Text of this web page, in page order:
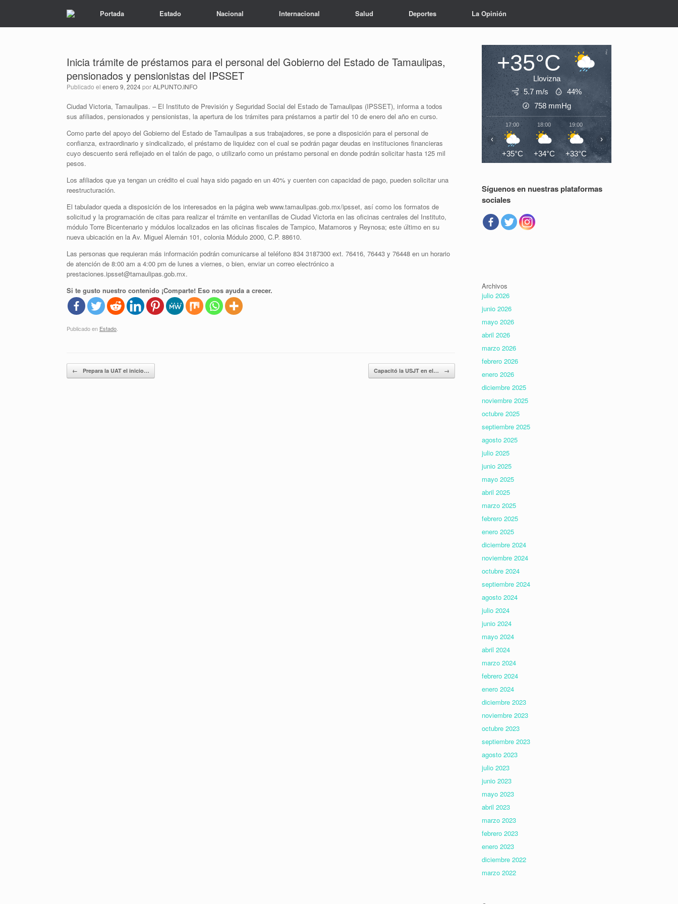
Portada Estado Nacional Internacional Salud Deportes La Opinión
Inicia trámite de préstamos para el personal del Gobierno del Estado de Tamaulipas,
pensionados y pensionistas del IPSSET
Publicado el enero 9, 2024porALPUNTO.INFO
Ciudad Victoria, Tamaulipas. – El Instituto de Previsión y Seguridad Social del Estado de Tamaulipas (IPSSET), informa a todos
sus afiliados, pensionados y pensionistas, la apertura de los trámites para préstamos a partir del 10 de enero del año en curso.
Como parte del apoyo del Gobierno del Estado de Tamaulipas a sus trabajadores, se pone a disposición para el personal de
confianza, extraordinario y sindicalizado, el préstamo de liquidez con el cual se podrán pagar deudas en instituciones financieras
cuyo descuento será reflejado en el talón de pago, o utilizarlo como un préstamo personal en donde podrán solicitar hasta 125 mil
pesos.
Los afiliados que ya tengan un crédito el cual haya sido pagado en un 40% y cuenten con capacidad de pago, pueden solicitar una
reestructuración.
El tabulador queda a disposición de los interesados en la página web www.tamaulipas.gob.mx/ipsset, así como los formatos de
solicitud y la programación de citas para realizar el trámite en ventanillas de Ciudad Victoria en las oficinas centrales del Instituto,
módulo Torre Bicentenario y módulos localizados en las oficinas fiscales de Tampico, Matamoros y Reynosa; este último en su
nueva ubicación en la Av. Miguel Alemán 101, colonia Módulo 2000, C.P. 88610.
Las personas que requieran más información podrán comunicarse al teléfono 834 3187300 ext. 76416, 76443 y 76448 en un horario
de atención de 8:00 am a 4:00 pm de lunes a viernes, o bien, enviar un correo electrónico a
prestaciones.ipsset@tamaulipas.gob.mx.
Si te gusto nuestro contenido ¡Comparte! Eso nos ayuda a crecer.
Publicado en Estado
Navegador de artículos
← Prepara la UAT el inicio… Capacitó la USJT en el… →
+35°C
Llovizna
5.7 m/s
44%
758 mmHg
17:00
+35°C
18:00
+34°C
19:00
+33°C
20:00
+32°C
‹ ›
Síguenos en nuestras plataformas
sociales
Archivos
julio 2026
junio 2026
mayo 2026
abril 2026
marzo 2026
febrero 2026
enero 2026
diciembre 2025
noviembre 2025
octubre 2025
septiembre 2025
agosto 2025
julio 2025
junio 2025
mayo 2025
abril 2025
marzo 2025
febrero 2025
enero 2025
diciembre 2024
noviembre 2024
octubre 2024
septiembre 2024
agosto 2024
julio 2024
junio 2024
mayo 2024
abril 2024
marzo 2024
febrero 2024
enero 2024
diciembre 2023
noviembre 2023
octubre 2023
septiembre 2023
agosto 2023
julio 2023
junio 2023
mayo 2023
abril 2023
marzo 2023
febrero 2023
enero 2023
diciembre 2022
marzo 2022